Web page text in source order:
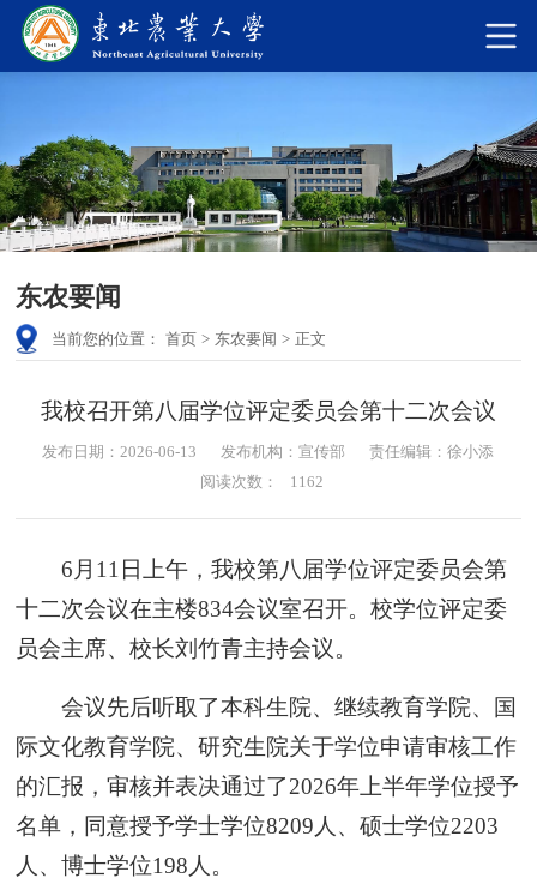
东农要闻
当前您的位置： 首页 > 东农要闻 > 正文
我校召开第八届学位评定委员会第十二次会议
发布日期：2026-06-13 发布机构：宣传部
责任编辑：徐小添
阅读次数：
1162
6月11日上午，我校第八届学位评定委员会第
十二次会议在主楼834会议室召开。校学位评定委
员会主席、校长刘竹青主持会议。
会议先后听取了本科生院、继续教育学院、国
际文化教育学院、研究生院关于学位申请审核工作
的汇报，审核并表决通过了2026年上半年学位授予
名单，同意授予学士学位8209人、硕士学位2203
人、博士学位198人。